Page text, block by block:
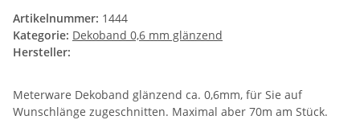
Artikelnummer: 1444
Kategorie: Dekoband 0,6 mm glänzend
Hersteller:
Meterware Dekoband glänzend ca. 0,6mm, für Sie auf
Wunschlänge zugeschnitten. Maximal aber 70m am Stück.